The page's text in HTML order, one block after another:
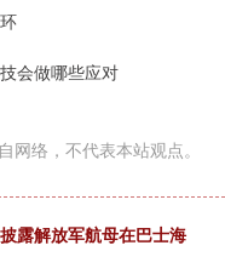
会做哪些应对
网络，不代表本站观点。
露解放军航母在巴士海